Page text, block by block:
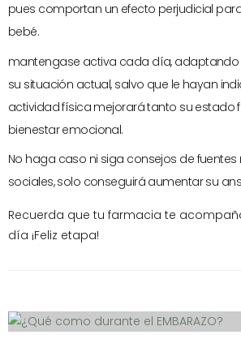
pues comportan un efecto perjudicial
bebé.
mantengase activa cada día, adaptando
su situación actual, salvo que le hayan
actividad física mejorará tanto su estado
bienestar emocional.
No haga caso ni siga consejos de fuentes
sociales, solo conseguirá aumentar su
Recuerda que tu farmacia te
día ¡Feliz etapa!